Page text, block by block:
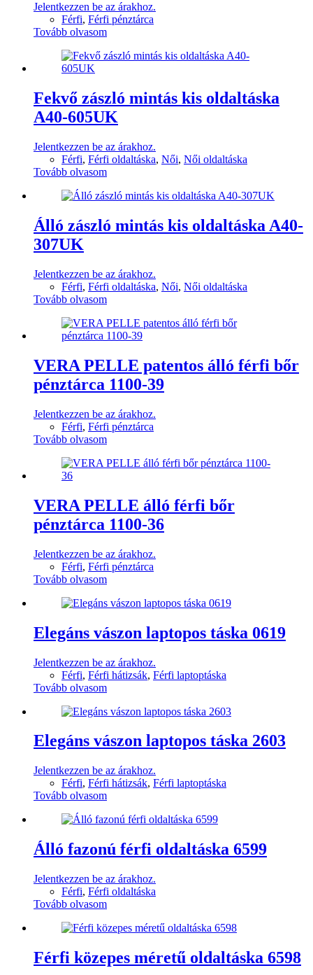
Jelentkezzen be az árakhoz.
Férfi, Férfi pénztárca
Tovább olvasom
Fekvő zászló mintás kis oldaltáska
A40-605UK
Jelentkezzen be az árakhoz.
Férfi, Férfi oldaltáska, Női, Női oldaltáska
Tovább olvasom
Álló zászló mintás kis oldaltáska A40-
307UK
Jelentkezzen be az árakhoz.
Férfi, Férfi oldaltáska, Női, Női oldaltáska
Tovább olvasom
VERA PELLE patentos álló férfi bőr
pénztárca 1100-39
Jelentkezzen be az árakhoz.
Férfi, Férfi pénztárca
Tovább olvasom
VERA PELLE álló férfi bőr
pénztárca 1100-36
Jelentkezzen be az árakhoz.
Férfi, Férfi pénztárca
Tovább olvasom
Elegáns vászon laptopos táska 0619
Jelentkezzen be az árakhoz.
Férfi, Férfi hátizsák, Férfi laptoptáska
Tovább olvasom
Elegáns vászon laptopos táska 2603
Jelentkezzen be az árakhoz.
Férfi, Férfi hátizsák, Férfi laptoptáska
Tovább olvasom
Álló fazonú férfi oldaltáska 6599
Jelentkezzen be az árakhoz.
Férfi, Férfi oldaltáska
Tovább olvasom
Férfi közepes méretű oldaltáska 6598